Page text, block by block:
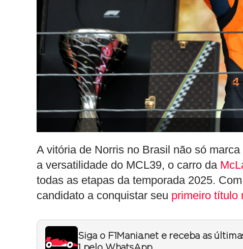
A vitória de Norris no Brasil não só
a versatilidade do MCL39, o carro da
todas as etapas da temporada 2025.
candidato a conquistar seu primeiro título
Siga o F1Mania.net e receba as